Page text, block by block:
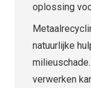
oplossing
natuurlijke
verwerken